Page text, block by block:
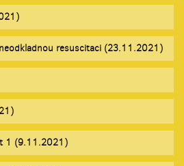
resuscitaci (23.11.2021)
1 (9.11.2021)